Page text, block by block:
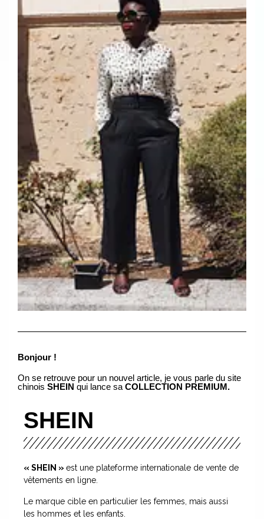
Bonjour !
On se retrouve pour un nouvel article, je vous parle du site
chinois SHEIN qui lance sa COLLECTION PREMIUM.
SHEIN
« SHEIN » est une plateforme internationale de vente de
vêtements en ligne.
Le marque cible en particulier les femmes, mais aussi
les hommes et les enfants.